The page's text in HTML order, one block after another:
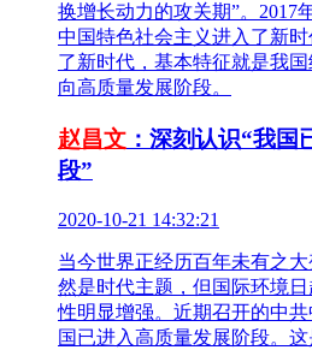
换增长动力的攻关期”。2017
中国特色社会主义进入了新
了新时代，基本特征就是我
向高质量发展阶段。
赵昌文 ：深刻认识“我
段”
2020-10-21 14:32:21
当今世界正经历百年未有之
然是时代主题，但国际环境
性明显增强。近期召开的中
国已进入高质量发展阶段。